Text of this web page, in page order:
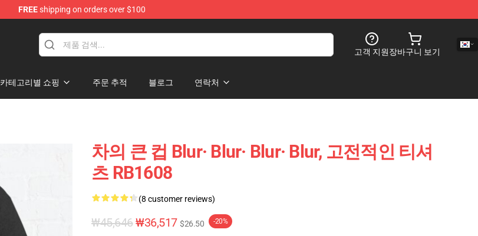
FREEshipping on orders over $100
고객 지원장바구니 보기
카테고리별 쇼핑 주문 추적 블로그 연락처
차의 큰 컵 Blur· Blur· Blur· Blur, 고전적인 티셔
츠 RB1608
(8 customer reviews)
₩45,646₩36,517 $26.50 -20%